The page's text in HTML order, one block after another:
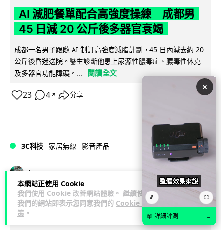
本網站正使用 Cookie
我們使用 Cookie 改善網站體驗。 繼續使用
我們的網站即表示您同意我們的 Cookie 政
策 。
AI 減肥餐單配合高強度操練 成都男
45 日減 20 公斤後多器官衰竭
成都一名男子跟隨 AI 制訂高強度減脂計劃，45 日內減去約 20
公斤後昏迷送院。醫生診斷他患上尿源性膿毒症、膿毒性休克
及多器官功能障礙。...
閱讀全文
23 4 ↗ 分享
3C科技 家居無線 影音產品
Vin
DJI Mic Mini 2s 實測 四發一收同步獨
立錄音 32-bit 防爆咪拍片必備
×
🎵 ⛶
📖 詳細評測 →